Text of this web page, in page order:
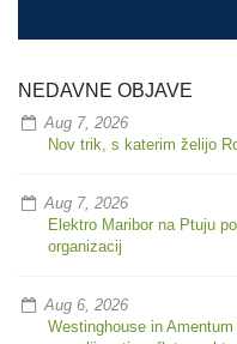
NEDAVNE OBJAVE
Aug 7, 2026
Nov trik, s katerim želijo
Aug 7, 2026
Elektro Maribor na Ptuju
organizacij
Aug 6, 2026
Westinghouse in